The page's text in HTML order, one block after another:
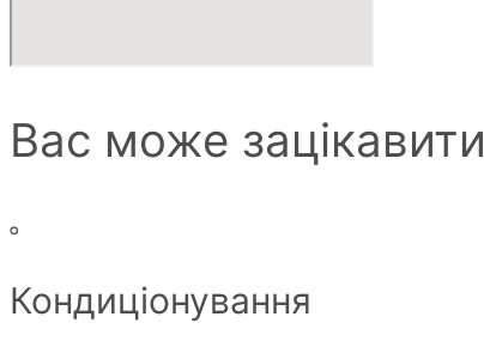
Вас може зацікавити
Кондиціонування